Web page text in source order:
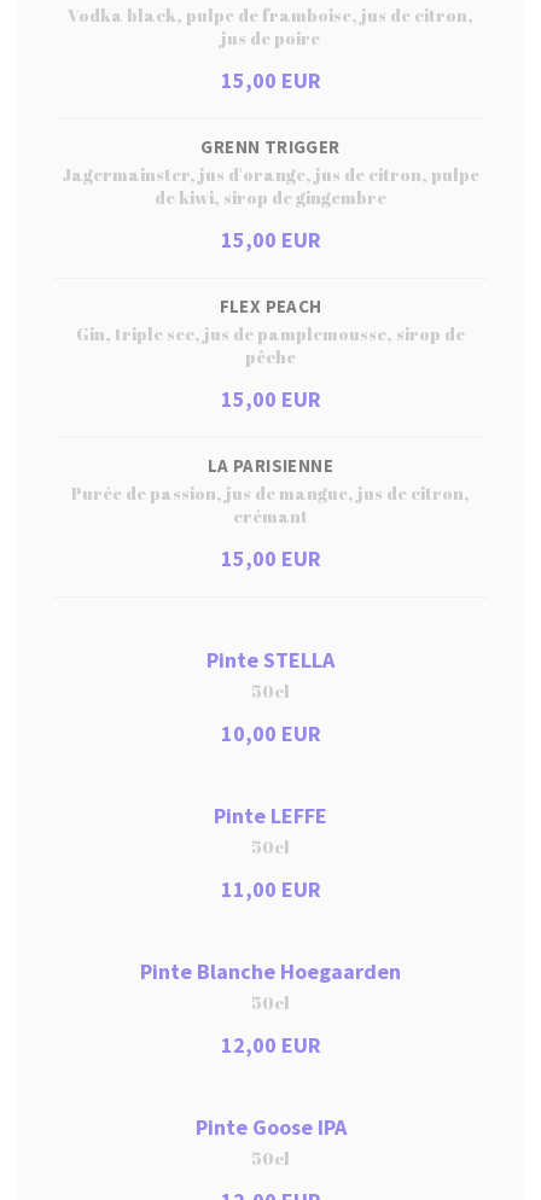
Vodka black, pulpe de framboise, jus de citron,
jus de poire
15,00 EUR
GRENN TRIGGER
Jagermainster, jus d'orange, jus de citron, pulpe
de kiwi, sirop de gingembre
15,00 EUR
FLEX PEACH
Gin, triple sec, jus de pamplemousse, sirop de
pêche
15,00 EUR
LA PARISIENNE
Purée de passion, jus de mangue, jus de citron,
crémant
15,00 EUR
Pinte STELLA
50cl
10,00 EUR
Pinte LEFFE
50cl
11,00 EUR
Pinte Blanche Hoegaarden
50cl
12,00 EUR
Pinte Goose IPA
50cl